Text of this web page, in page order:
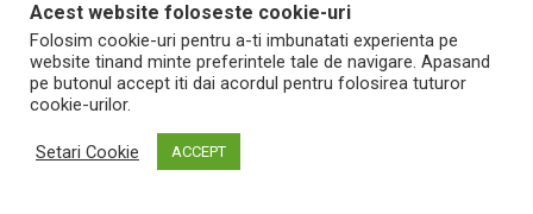
© Toate drepturile
rezervate Trafic Media
2026
Design by
and development byNeo
Vision Technologies
Acest website foloseste cookie-uri
Folosim cookie-uri pentru a-ti imbunatati experienta pe
website tinand minte preferintele tale de navigare. Apasand
pe butonul accept iti dai acordul pentru folosirea tuturor
cookie-urilor.
Setari Cookie ACCEPT